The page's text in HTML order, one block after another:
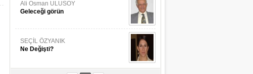
Ali Osman ULUSOY
Geleceği görün
SEÇİL ÖZYANIK
Ne Değişti?